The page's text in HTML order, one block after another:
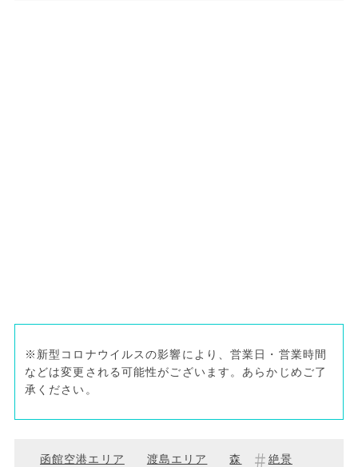
※新型コロナウイルスの影響により、営業日・営業時間
などは変更される可能性がございます。あらかじめご了
承ください。
函館空港エリア 渡島エリア 森 絶景